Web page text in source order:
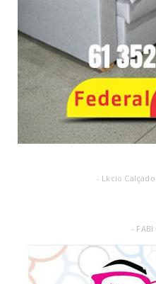
- Lkcio
- FABI